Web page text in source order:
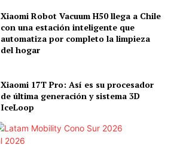
Xiaomi Robot Vacuum H50 llega a Chile
con una estación inteligente que
automatiza por completo la limpieza
del hogar
Xiaomi 17T Pro: Así es su procesador
de última generación y sistema 3D
IceLoop